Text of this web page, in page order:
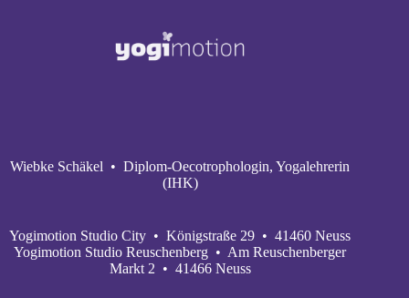
Wiebke Schäkel • Diplom-Oecotrophologin, Yogalehrerin
(IHK)
Yogimotion Studio City • Königstraße 29 • 41460 Neuss
Yogimotion Studio Reuschenberg • Am Reuschenberger
Markt 2 • 41466 Neuss